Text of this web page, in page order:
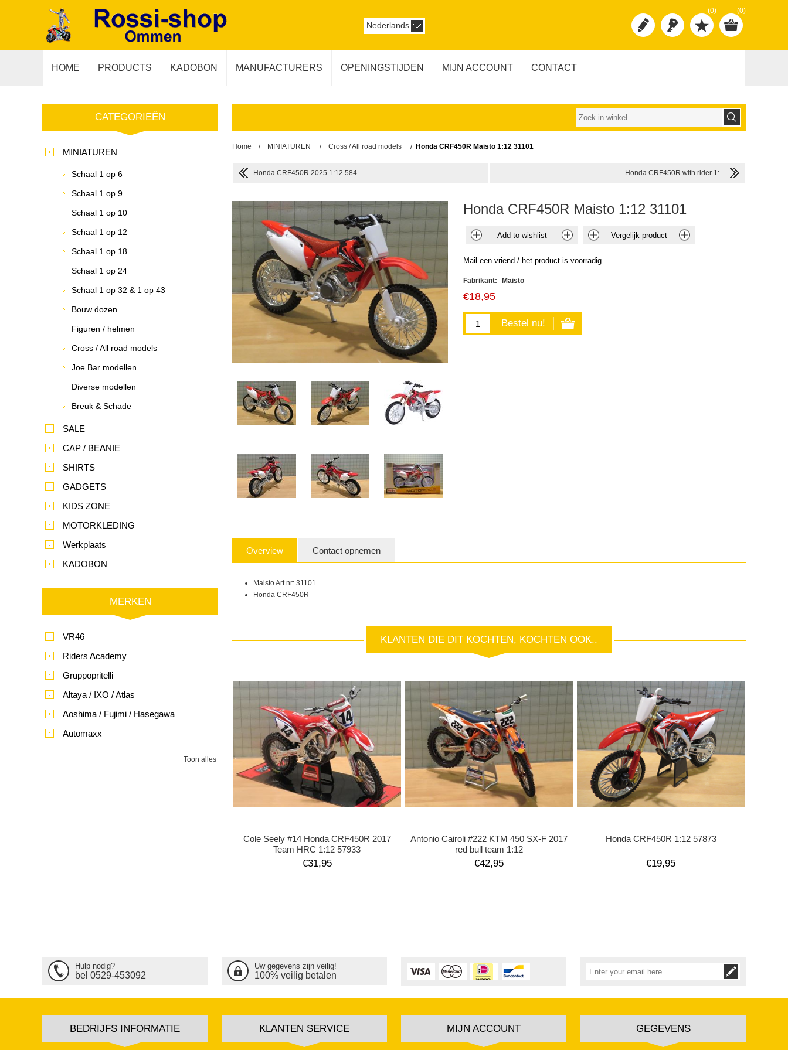
(0) (0)
Nederlands
HOME PRODUCTS KADOBON MANUFACTURERS OPENINGSTIJDEN MIJN ACCOUNT CONTACT
Home / MINIATUREN / Cross / All road models / Honda CRF450R Maisto 1:12 31101
Honda CRF450R 2025 1:12 584... Honda CRF450R with rider 1:...
Honda CRF450R Maisto 1:12 31101
Fabrikant: Maisto
€18,95
Overview Contact opnemen
Maisto Art nr: 31101
Honda CRF450R
KLANTEN DIE DIT KOCHTEN, KOCHTEN OOK..
Cole Seely #14 Honda CRF450R 2017
Team HRC 1:12 57933
€31,95
Antonio Cairoli #222 KTM 450 SX-F 2017
red bull team 1:12
€42,95
Honda CRF450R 1:12 57873
€19,95
CATEGORIEËN
MINIATUREN
Schaal 1 op 6
Schaal 1 op 9
Schaal 1 op 10
Schaal 1 op 12
Schaal 1 op 18
Schaal 1 op 24
Schaal 1 op 32 & 1 op 43
Bouw dozen
Figuren / helmen
Cross / All road models
Joe Bar modellen
Diverse modellen
Breuk & Schade
SALE
CAP / BEANIE
SHIRTS
GADGETS
KIDS ZONE
MOTORKLEDING
Werkplaats
KADOBON
MERKEN
VR46
Riders Academy
Gruppopritelli
Altaya / IXO / Atlas
Aoshima / Fujimi / Hasegawa
Automaxx
Toon alles
Hulp nodig?
bel 0529-453092
Uw gegevens zijn veilig!
100% veilig betalen
BEDRIJFS INFORMATIE KLANTEN SERVICE MIJN ACCOUNT GEGEVENS